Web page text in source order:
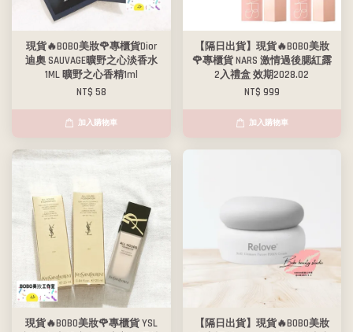
現貨🔥BOBO美妝🌹專櫃貨Dior
迪奧 SAUVAGE曠野之心淡香水
1ML 曠野之心香精1ml
NT$ 58
加入購物車
【隔日出貨】現貨🔥BOBO美妝
🌹專櫃貨 NARS 激情過後腮紅露
2入禮盒 效期2028.02
NT$ 999
加入購物車
現貨🔥BOBO美妝🌹專櫃貨 YSL
【隔日出貨】現貨🔥BOBO美妝